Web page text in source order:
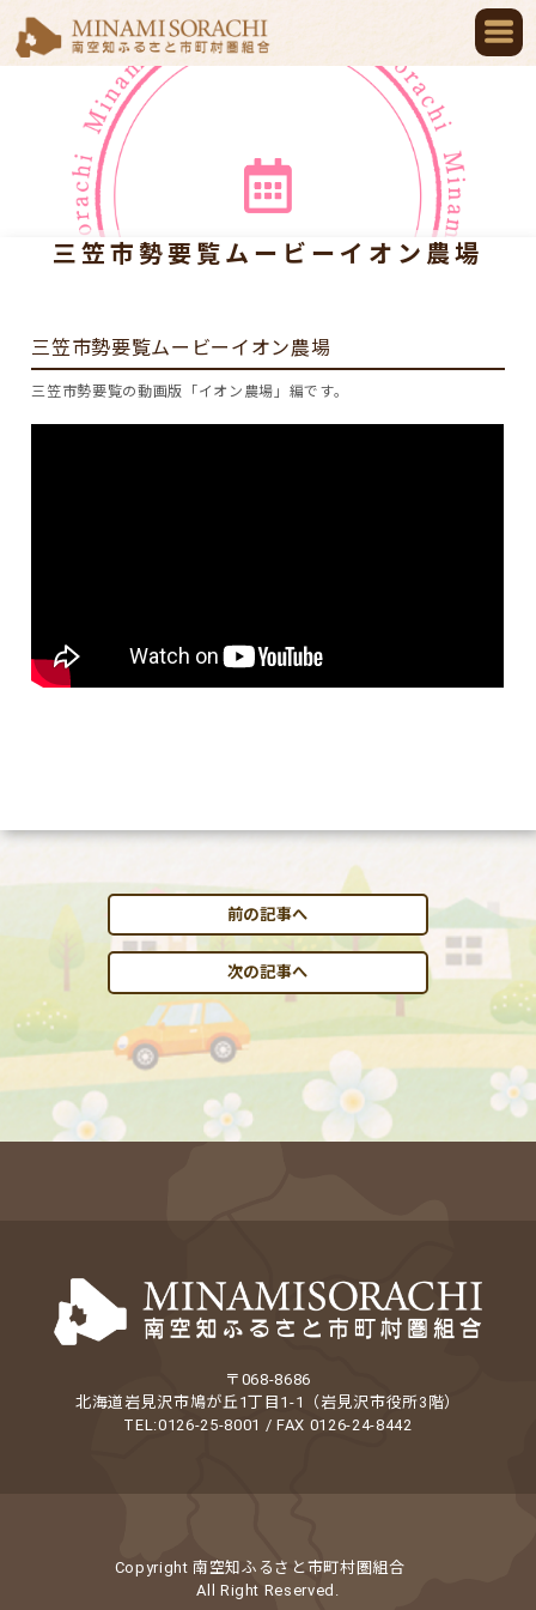
三笠市勢要覧ムービーイオン農場
三笠市勢要覧ムービーイオン農場
三笠市勢要覧の動画版「イオン農場」編です。
前の記事へ
次の記事へ
〒068-8686
北海道岩見沢市鳩が丘1丁目1-1（岩見沢市役所3階）
TEL:0126-25-8001 / FAX 0126-24-8442
Copyright 南空知ふるさと市町村圏組合
All Right Reserved.